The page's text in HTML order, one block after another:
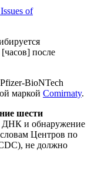
of
после
BioNTech
маркой Comirnaty.
шести
ДНК и обнаружение
Центров по
не должно